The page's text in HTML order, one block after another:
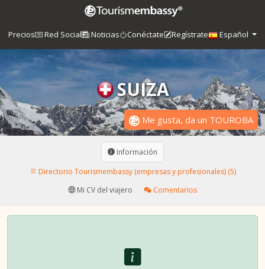
Precios Red Social Noticias Conéctate Regístrate Español
SUIZA
Me gusta, da un TOUROBA
Información
Directorio Tourismembassy (empresas y profesionales) (5)
Mi CV del viajero
Comentarios